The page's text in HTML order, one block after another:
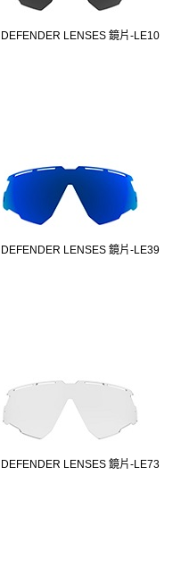
DEFENDER LENSES 鏡片-LE10
DEFENDER LENSES 鏡片-LE39
DEFENDER LENSES 鏡片-LE73